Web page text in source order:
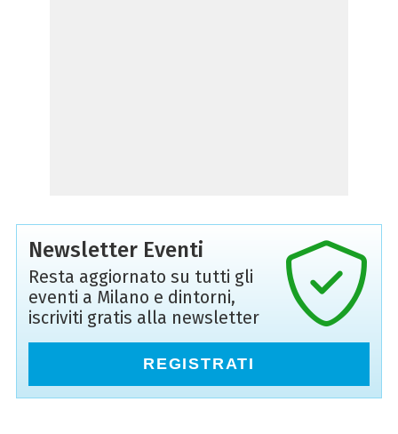
Newsletter Eventi
Resta aggiornato su tutti gli
eventi a Milano e dintorni,
iscriviti gratis alla newsletter
REGISTRATI